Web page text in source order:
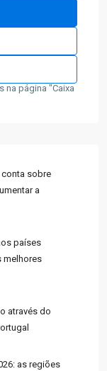
na página "Caixa
conta sobre
a
países
melhores
através do
as regiões